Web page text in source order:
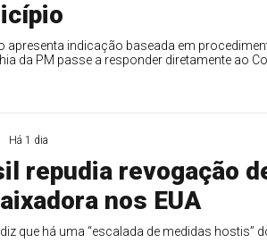
apresenta indicação baseada em
da PM passe a responder diretamente ao
Há 1 dia
repudia revogação
nos EUA
que há uma “escalada de medidas hostis”